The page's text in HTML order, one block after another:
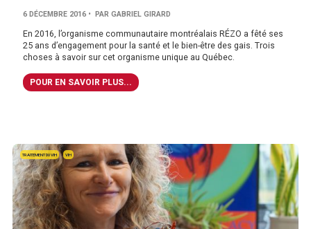
6 DÉCEMBRE 2016 • PAR GABRIEL GIRARD
En 2016, l’organisme communautaire montréalais RÉZO a fêté ses
25 ans d’engagement pour la santé et le bien-être des gais. Trois
choses à savoir sur cet organisme unique au Québec.
POUR EN SAVOIR PLUS...
TRAITEMENT DU VIH VIH